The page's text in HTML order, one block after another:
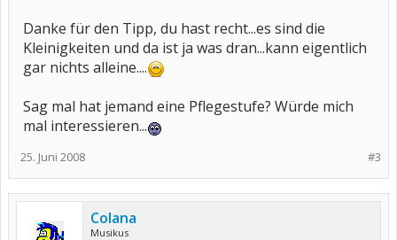
Danke für den Tipp, du hast recht...es sind die
Kleinigkeiten und da ist ja was dran...kann eigentlich
gar nichts alleine....
Sag mal hat jemand eine Pflegestufe? Würde mich
mal interessieren...
#3
25. Juni 2008
Colana
Musikus